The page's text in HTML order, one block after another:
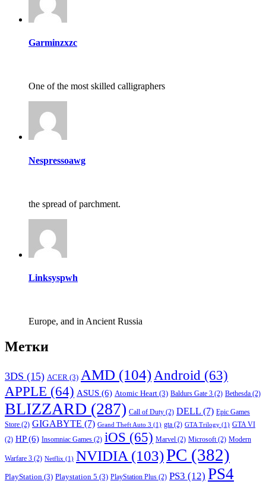
Garminzxzc
One of the most skilled calligraphers
Nespressoawg
the spread of parchment.
Linksyspwh
Europe, and in Ancient Russia
Метки
3DS (15) ACER (3) AMD (104)Android (63)
APPLE (64) ASUS (6) Atomic Heart (3) Baldurs Gate 3 (2) Bethesda (2)
BLIZZARD (287) Call of Duty (2) DELL (7) Epic Games
Store (2) GIGABYTE (7) Grand Theft Auto 3 (1) gta (2) GTA Trilogy (1) GTA VI
(2) HP(6) Insomniac Games (2) iOS (65) Marvel (2) Microsoft(2) Modern
Warfare 3 (2) Netflix (1) NVIDIA (103)PC (382)
PlayStation (3) Playstation 5 (3) PlayStation Plus (2) PS3 (12) PS4